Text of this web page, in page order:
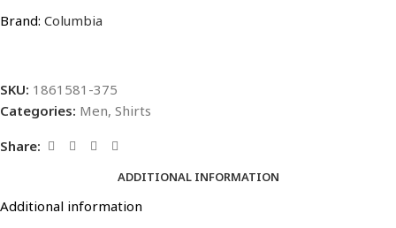
Brand: Columbia
SKU: 1861581-375
Categories: Men, Shirts
Share:
ADDITIONAL INFORMATION
Additional information